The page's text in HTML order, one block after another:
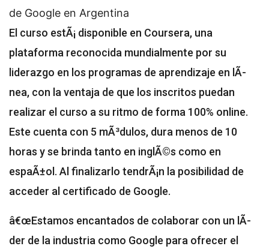
de Google en Argentina
El curso estÃ¡ disponible en Coursera, una
plataforma reconocida mundialmente por su
liderazgo en los programas de aprendizaje en lÃ­
nea, con la ventaja de que los inscritos puedan
realizar el curso a su ritmo de forma 100% online.
Este cuenta con 5 mÃ³dulos, dura menos de 10
horas y se brinda tanto en inglÃ©s como en
espaÃ±ol. Al finalizarlo tendrÃ¡n la posibilidad de
acceder al certificado de Google.
â€œEstamos encantados de colaborar con un lÃ­
der de la industria como Google para ofrecer el